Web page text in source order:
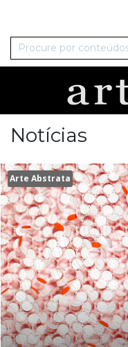
Notícias
Arte Abstrata